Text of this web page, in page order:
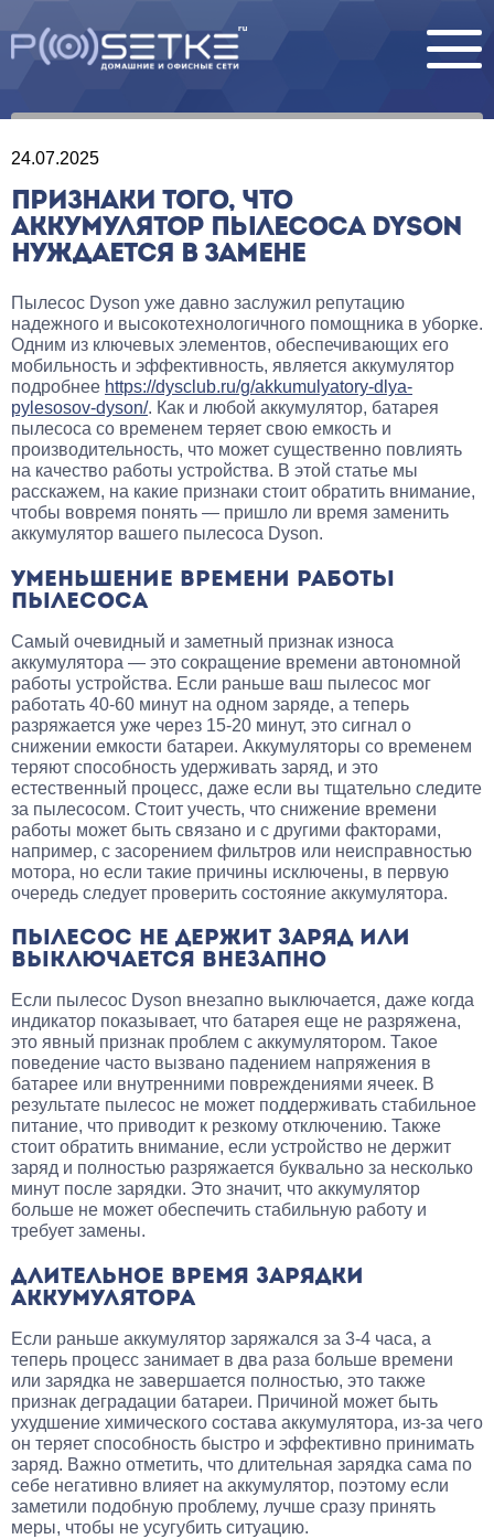
24.07.2025
ПРИЗНАКИ ТОГО, ЧТО
АККУМУЛЯТОР ПЫЛЕСОСА DYSON
НУЖДАЕТСЯ В ЗАМЕНЕ
Пылесос Dyson уже давно заслужил репутацию
надежного и высокотехнологичного помощника в уборке.
Одним из ключевых элементов, обеспечивающих его
мобильность и эффективность, является аккумулятор
подробнее https://dysclub.ru/g/akkumulyatory-dlya-
pylesosov-dyson/. Как и любой аккумулятор, батарея
пылесоса со временем теряет свою емкость и
производительность, что может существенно повлиять
на качество работы устройства. В этой статье мы
расскажем, на какие признаки стоит обратить внимание,
чтобы вовремя понять — пришло ли время заменить
аккумулятор вашего пылесоса Dyson.
УМЕНЬШЕНИЕ ВРЕМЕНИ РАБОТЫ
ПЫЛЕСОСА
Самый очевидный и заметный признак износа
аккумулятора — это сокращение времени автономной
работы устройства. Если раньше ваш пылесос мог
работать 40-60 минут на одном заряде, а теперь
разряжается уже через 15-20 минут, это сигнал о
снижении емкости батареи. Аккумуляторы со временем
теряют способность удерживать заряд, и это
естественный процесс, даже если вы тщательно следите
за пылесосом. Стоит учесть, что снижение времени
работы может быть связано и с другими факторами,
например, с засорением фильтров или неисправностью
мотора, но если такие причины исключены, в первую
очередь следует проверить состояние аккумулятора.
ПЫЛЕСОС НЕ ДЕРЖИТ ЗАРЯД ИЛИ
ВЫКЛЮЧАЕТСЯ ВНЕЗАПНО
Если пылесос Dyson внезапно выключается, даже когда
индикатор показывает, что батарея еще не разряжена,
это явный признак проблем с аккумулятором. Такое
поведение часто вызвано падением напряжения в
батарее или внутренними повреждениями ячеек. В
результате пылесос не может поддерживать стабильное
питание, что приводит к резкому отключению. Также
стоит обратить внимание, если устройство не держит
заряд и полностью разряжается буквально за несколько
минут после зарядки. Это значит, что аккумулятор
больше не может обеспечить стабильную работу и
требует замены.
ДЛИТЕЛЬНОЕ ВРЕМЯ ЗАРЯДКИ
АККУМУЛЯТОРА
Если раньше аккумулятор заряжался за 3-4 часа, а
теперь процесс занимает в два раза больше времени
или зарядка не завершается полностью, это также
признак деградации батареи. Причиной может быть
ухудшение химического состава аккумулятора, из-за чего
он теряет способность быстро и эффективно принимать
заряд. Важно отметить, что длительная зарядка сама по
себе негативно влияет на аккумулятор, поэтому если
заметили подобную проблему, лучше сразу принять
меры, чтобы не усугубить ситуацию.